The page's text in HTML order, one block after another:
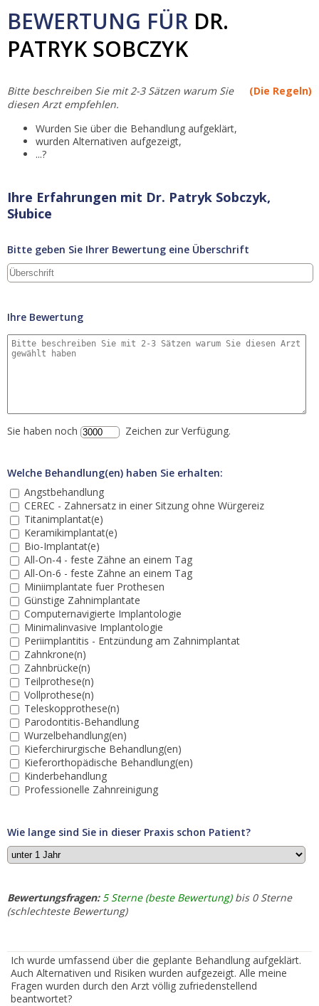
BEWERTUNG FÜR DR.
PATRYK SOBCZYK
(Die Regeln)
Bitte beschreiben Sie mit 2-3 Sätzen warum Sie
diesen Arzt empfehlen.
Wurden Sie über die Behandlung aufgeklärt,
wurden Alternativen aufgezeigt,
...?
Ihre Erfahrungen mit Dr. Patryk Sobczyk,
Słubice
Bitte geben Sie Ihrer Bewertung eine Überschrift
Ihre Bewertung
Sie haben noch Zeichen zur Verfügung.
Welche Behandlung(en) haben Sie erhalten:
Angstbehandlung
CEREC - Zahnersatz in einer Sitzung ohne Würgereiz
Titanimplantat(e)
Keramikimplantat(e)
Bio-Implantat(e)
All-On-4 - feste Zähne an einem Tag
All-On-6 - feste Zähne an einem Tag
Miniimplantate fuer Prothesen
Günstige Zahnimplantate
Computernavigierte Implantologie
Minimalinvasive Implantologie
Periimplantitis - Entzündung am Zahnimplantat
Zahnkrone(n)
Zahnbrücke(n)
Teilprothese(n)
Vollprothese(n)
Teleskopprothese(n)
Parodontitis-Behandlung
Wurzelbehandlung(en)
Kieferchirurgische Behandlung(en)
Kieferorthopädische Behandlung(en)
Kinderbehandlung
Professionelle Zahnreinigung
Wie lange sind Sie in dieser Praxis schon Patient?
Bewertungsfragen: 5 Sterne (beste Bewertung)bis 0 Sterne
(schlechteste Bewertung)
Ich wurde umfassend über die geplante Behandlung aufgeklärt.
Auch Alternativen und Risiken wurden aufgezeigt. Alle meine
Fragen wurden durch den Arzt völlig zufriedenstellend
beantwortet?